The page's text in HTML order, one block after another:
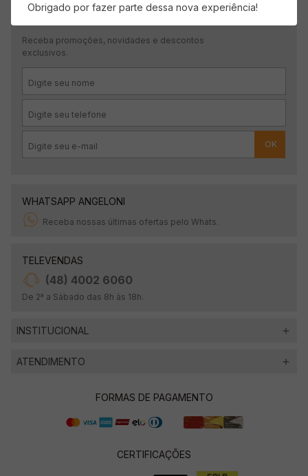
Receba promoções, novidades e descontos
exclusivos.
OK
WHATSAPP ANGELONI
Receba nossas últimas ofertas pelo Whats.
TELEVENDAS
(48) 4002 6060
De 2ª a Sábado das 8h às 18h.
INSTITUCIONAL
ATENDIMENTO
FORMAS DE PAGAMENTO
CERTIFICAÇÕES
Obrigado por fazer parte dessa nova experiência!